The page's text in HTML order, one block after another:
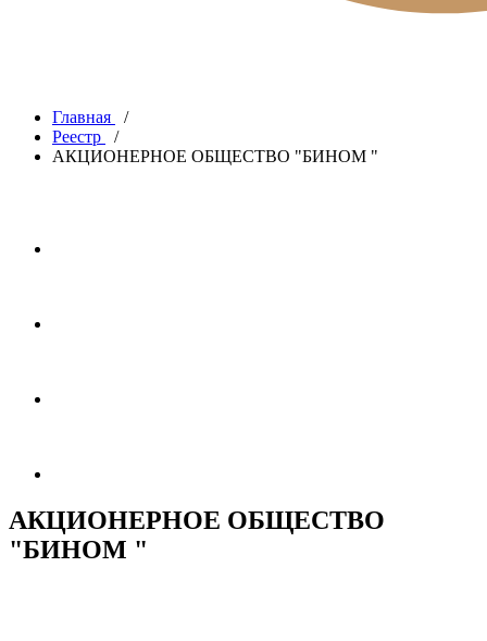
Главная
/
Реестр
/
АКЦИОНЕРНОЕ ОБЩЕСТВО "БИНОМ "
АКЦИОНЕРНОЕ ОБЩЕСТВО
"БИНОМ "